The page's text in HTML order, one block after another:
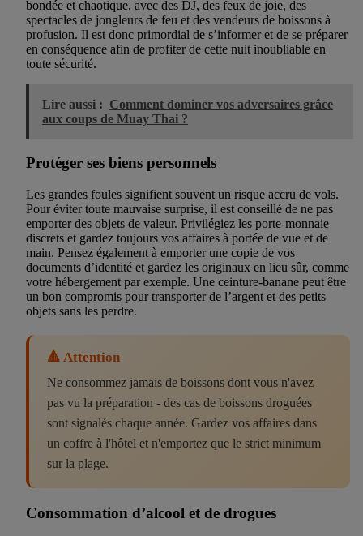
bondée et chaotique, avec des DJ, des feux de joie, des
spectacles de jongleurs de feu et des vendeurs de boissons à
profusion. Il est donc primordial de s’informer et de se préparer
en conséquence afin de profiter de cette nuit inoubliable en
toute sécurité.
Lire aussi : Comment dominer vos adversaires grâce
aux coups de Muay Thai ?
Protéger ses biens personnels
Les grandes foules signifient souvent un risque accru de vols.
Pour éviter toute mauvaise surprise, il est conseillé de ne pas
emporter des objets de valeur. Privilégiez les porte-monnaie
discrets et gardez toujours vos affaires à portée de vue et de
main. Pensez également à emporter une copie de vos
documents d’identité et gardez les originaux en lieu sûr, comme
votre hébergement par exemple. Une ceinture-banane peut être
un bon compromis pour transporter de l’argent et des petits
objets sans les perdre.
🔺 Attention
Ne consommez jamais de boissons dont vous n'avez
pas vu la préparation - des cas de boissons droguées
sont signalés chaque année. Gardez vos affaires dans
un coffre à l'hôtel et n'emportez que le strict minimum
sur la plage.
Consommation d’alcool et de drogues